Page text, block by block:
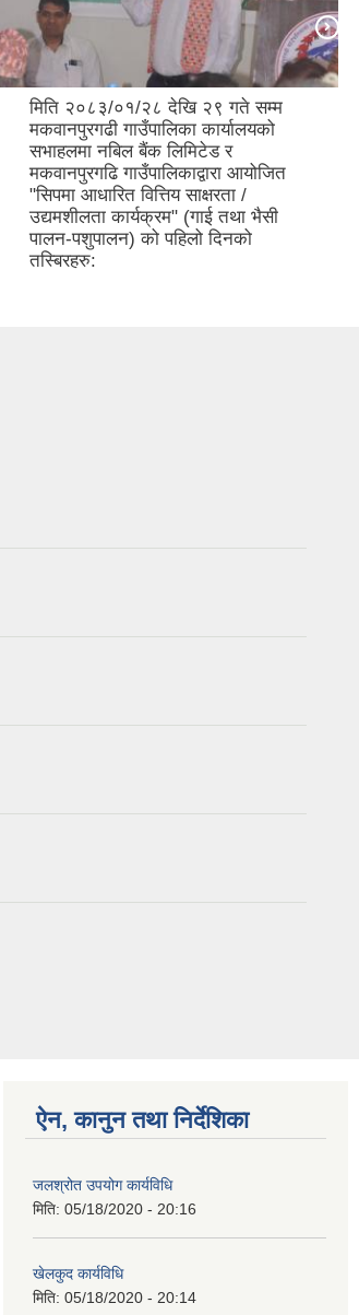
मिति २०८३/०१/२८ देखि २९ गते सम्म
मकवानपुरगढी गाउँपालिका कार्यालयको
सभाहलमा नबिल बैंक लिमिटेड र
मकवानपुरगढि गाउँपालिकाद्वारा आयोजित
"सिपमा आधारित वित्तिय साक्षरता /
उद्यमशीलता कार्यक्रम" (गाई तथा भैसी
पालन-पशुपालन) को पहिलो दिनको
तस्बिरहरु:
ऐन, कानुन तथा निर्देशिका
जलश्रोत उपयोग कार्यविधि
मिति: 05/18/2020 - 20:16
खेलकुद कार्यविधि
मिति: 05/18/2020 - 20:14